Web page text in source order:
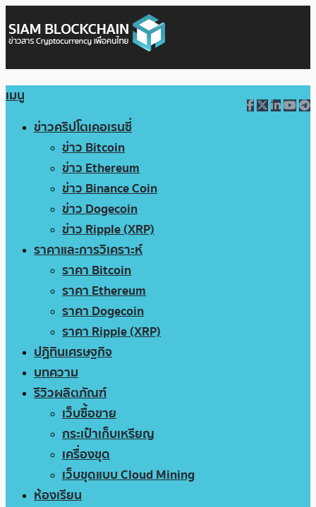
เมนู
ข่าวคริปโตเคอเรนซี่
ข่าว Bitcoin
ข่าว Ethereum
ข่าว Binance Coin
ข่าว Dogecoin
ข่าว Ripple (XRP)
ราคาและการวิเคราะห์
ราคา Bitcoin
ราคา Ethereum
ราคา Dogecoin
ราคา Ripple (XRP)
ปฏิทินเศรษฐกิจ
บทความ
รีวิวผลิตภัณฑ์
เว็บซื้อขาย
กระเป๋าเก็บเหรียญ
เครื่องขุด
เว็บขุดแบบ Cloud Mining
ห้องเรียน